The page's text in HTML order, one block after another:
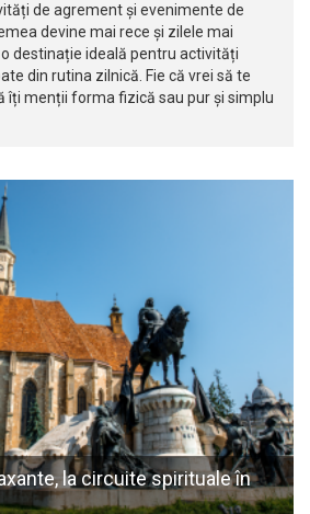
de agrement și evenimente de
devine mai rece și zilele mai
destinație ideală pentru activități
din rutina zilnică. Fie că vrei să te
îți menții forma fizică sau pur și simplu
la circuite spirituale în